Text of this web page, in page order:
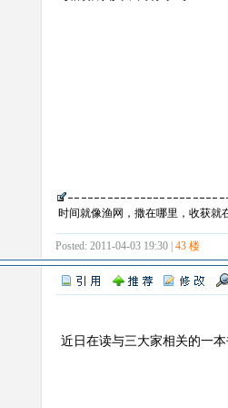
时间就像渔网，撒在哪里，收获就
Posted: 2011-04-03 19:30 |43 楼
近日在读与三大家相关的一